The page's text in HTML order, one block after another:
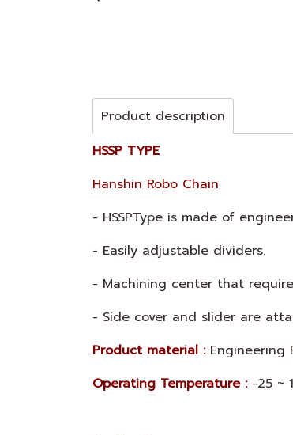
Product description
HSSP TYPE
Hanshin Robo Chain
- HSSPType is made of
- Easily adjustable dividers.
- Machining center that
- Side cover and slider are
Product material : Engineering
Operating Temperature : -25 ~